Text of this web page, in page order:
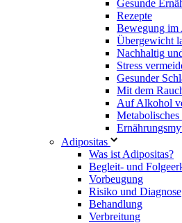
Gesunde
Rezepte
Bewegung im
Übergewicht
Nachhaltig
Stress
Gesunder
Mit dem
Auf Alkohol
Adipositas
Was ist Adipositas?
Begleit- und
Vorbeugung
Risiko und Diagnose
Behandlung
Verbreitung